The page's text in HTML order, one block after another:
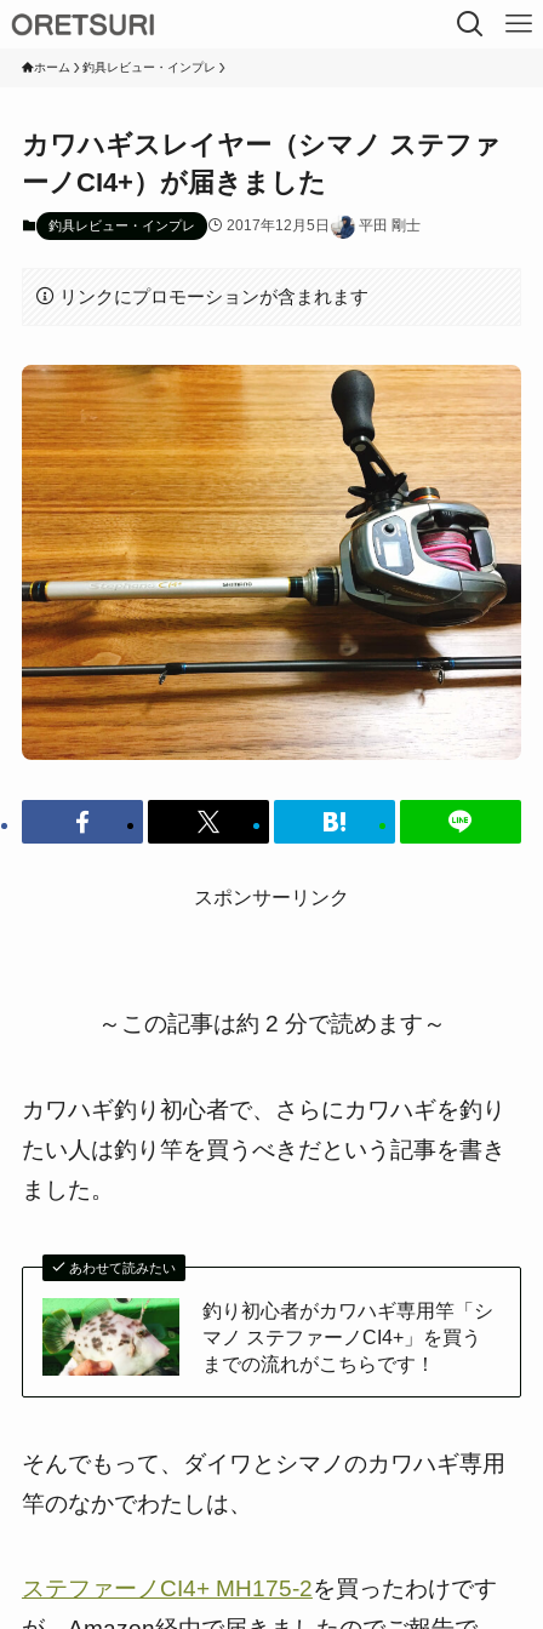
ホーム 釣具レビュー・インプレ
カワハギスレイヤー（シマノ ステファ
ーノCI4+）が届きました
釣具レビュー・インプレ 2017年12月5日 平田 剛士
リンクにプロモーションが含まれます
スポンサーリンク
～この記事は約 2 分で読めます～
カワハギ釣り初心者で、さらにカワハギを釣り
たい人は釣り竿を買うべきだという記事を書き
ました。
あわせて読みたい
釣り初心者がカワハギ専用竿「シ
マノ ステファーノCI4+」を買う
までの流れがこちらです！
そんでもって、ダイワとシマノのカワハギ専用
竿のなかでわたしは、
ステファーノCI4+ MH175-2を買ったわけです